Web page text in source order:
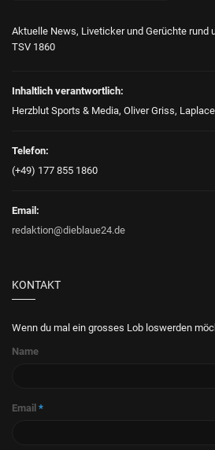
Aktuelle News, Liveticker und Gerüchte rund
TSV 1860
Inhaltlich verantwortlich:
Herzblut Sports & Media, Oliver Griss,
Telefon:
(+49) 177 855 1860
Email:
redaktion@dieblaue24.de
KONTAKT
Wenn du mal ein grosses Lob loswerden
Name
Email *